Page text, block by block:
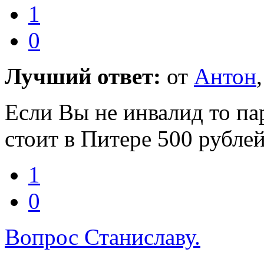
1
0
Лучший ответ: от Антон
Если Вы не инвалид то
стоит в Питере 500
1
0
Вопрос Станиславу.